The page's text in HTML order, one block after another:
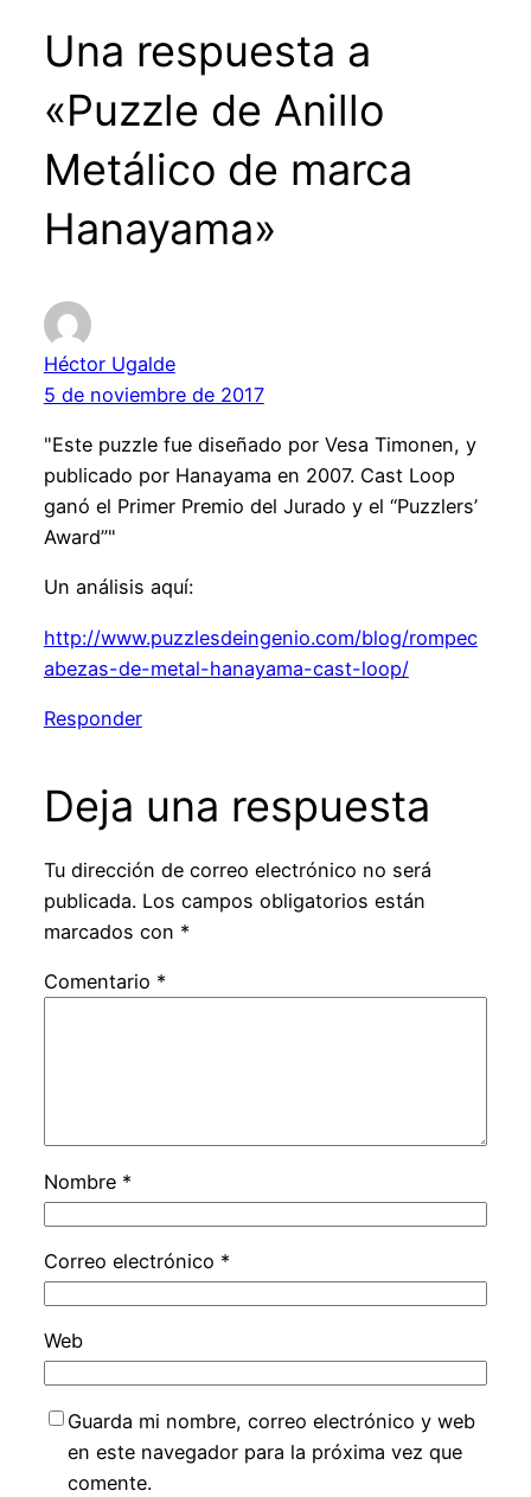
Una respuesta a
«Puzzle de Anillo
Metálico de marca
Hanayama»
Héctor Ugalde
5 de noviembre de 2017
"Este puzzle fue diseñado por Vesa Timonen, y
publicado por Hanayama en 2007. Cast Loop
ganó el Primer Premio del Jurado y el “Puzzlers’
Award”"
Un análisis aquí:
http://www.puzzlesdeingenio.com/blog/rompec
abezas-de-metal-hanayama-cast-loop/
Responder
Deja una respuesta
Tu dirección de correo electrónico no será
publicada. Los campos obligatorios están
marcados con *
Comentario *
Nombre *
Correo electrónico *
Web
Guarda mi nombre, correo electrónico y web
en este navegador para la próxima vez que
comente.